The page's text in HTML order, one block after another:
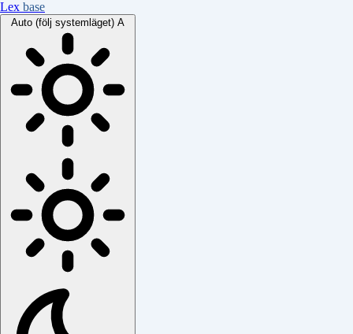
Lex base
Auto (följ systemläget) A